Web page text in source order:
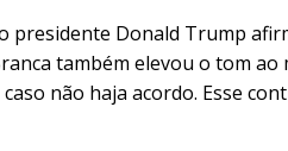
presidente Donald Trump
também elevou o tom
não haja acordo. Esse